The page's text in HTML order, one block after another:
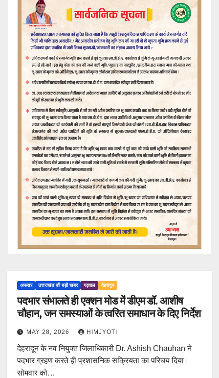
अफसर उत्तराखंड की बड़ी खबर गढ़वाल देहरादून
पदभार संभालते ही एक्शन मोड में डीएम डॉ. आशीष
चौहान, जन समस्याओं के त्वरित समाधान के दिए निर्देश
MAY 28, 2026 HIMJYOTI
देहरादून के नव नियुक्त जिलाधिकारी Dr. Ashish Chauhan ने
पदभार ग्रहण करते ही प्रशासनिक सक्रियता का परिचय दिया।
सोमवार को…